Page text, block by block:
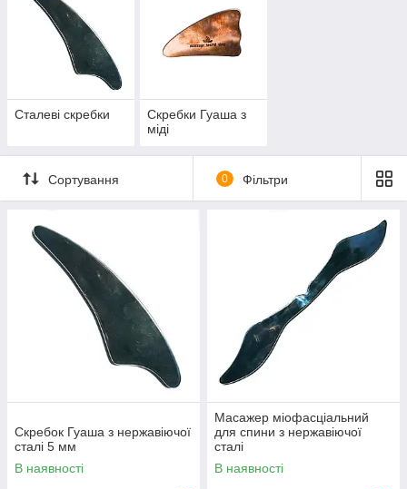
Сталеві скребки
Скребки Гуаша з
міді
Сортування 0 Фільтри
Скребок Гуаша з нержавіючої
сталі 5 мм
В наявності
Масажер міофасціальний
для спини з нержавіючої
сталі
В наявності